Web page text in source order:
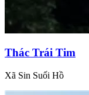
Thác Trái Tim
Xã Sin Suối Hồ